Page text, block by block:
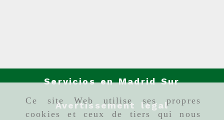
Ce site Web utilise ses propres
cookies et ceux de tiers qui nous
Servicios en Madrid Sur
Avertissement légal